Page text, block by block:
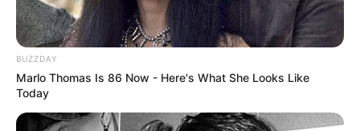
BUZZDAY
Marlo Thomas Is 86 Now - Here's What She Looks Like
Today